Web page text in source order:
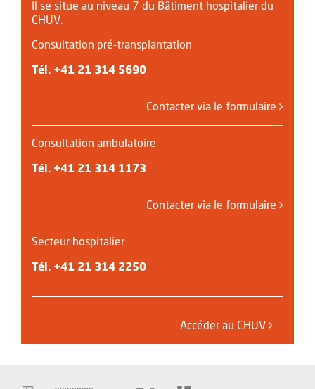
Il se situe au niveau 7 du Bâtiment hospitalier du
CHUV.
Consultation pré-transplantation
Tél. +41 21 314 5690
Contacter via le formulaire
Consultation ambulatoire
Tél. +41 21 314 1173
Contacter via le formulaire
Secteur hospitalier
Tél. +41 21 314 2250
Accéder au CHUV